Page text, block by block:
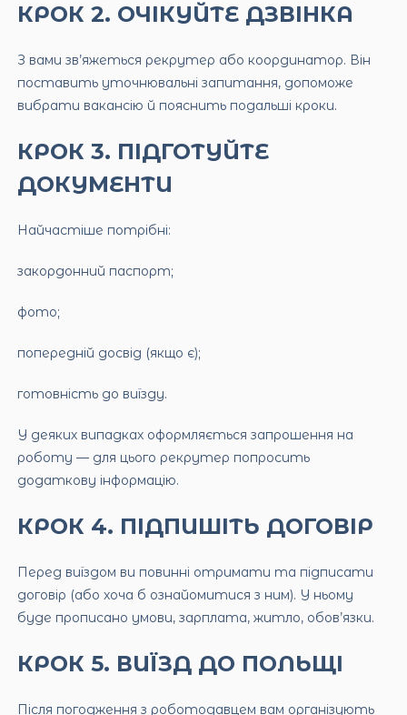
КРОК 2. ОЧІКУЙТЕ ДЗВІНКА
З вами зв’яжеться рекрутер або координатор. Він
поставить уточнювальні запитання, допоможе
вибрати вакансію й пояснить подальші кроки.
КРОК 3. ПІДГОТУЙТЕ
ДОКУМЕНТИ
Найчастіше потрібні:
закордонний паспорт;
фото;
попередній досвід (якщо є);
готовність до виїзду.
У деяких випадках оформляється запрошення на
роботу — для цього рекрутер попросить
додаткову інформацію.
КРОК 4. ПІДПИШІТЬ ДОГОВІР
Перед виїздом ви повинні отримати та підписати
договір (або хоча б ознайомитися з ним). У ньому
буде прописано умови, зарплата, житло, обов’язки.
КРОК 5. ВИЇЗД ДО ПОЛЬЩІ
Після погодження з роботодавцем вам організують